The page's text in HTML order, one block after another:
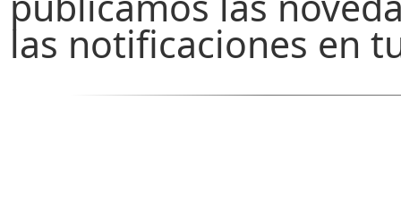
las notificaciones en